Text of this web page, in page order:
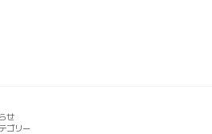
せ
ゴリー